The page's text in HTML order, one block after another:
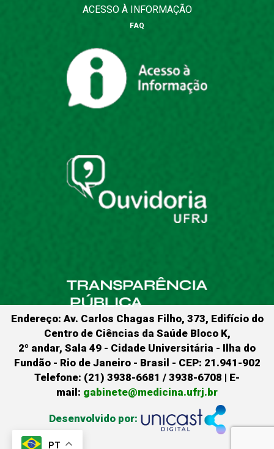
PT
ACESSO À INFORMAÇÃO
FAQ
Endereço: Av. Carlos Chagas Filho, 373, Edifício do
Centro de Ciências da Saúde Bloco K,
2º andar, Sala 49 - Cidade Universitária - Ilha do
Fundão - Rio de Janeiro - Brasil - CEP: 21.941-902
Telefone: (21) 3938-6681 / 3938-6708 | E-
mail: gabinete@medicina.ufrj.br
Desenvolvido por: